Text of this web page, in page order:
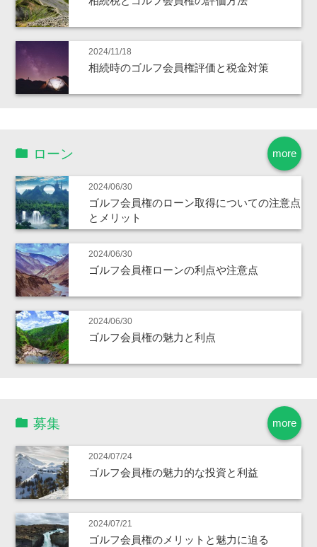
2024/11/18
相続時のゴルフ会員権評価と税金対策
more
ローン
2024/06/30
ゴルフ会員権のローン取得についての注意点
とメリット
2024/06/30
ゴルフ会員権ローンの利点や注意点
2024/06/30
ゴルフ会員権の魅力と利点
more
募集
2024/07/24
ゴルフ会員権の魅力的な投資と利益
2024/07/21
ゴルフ会員権のメリットと魅力に迫る